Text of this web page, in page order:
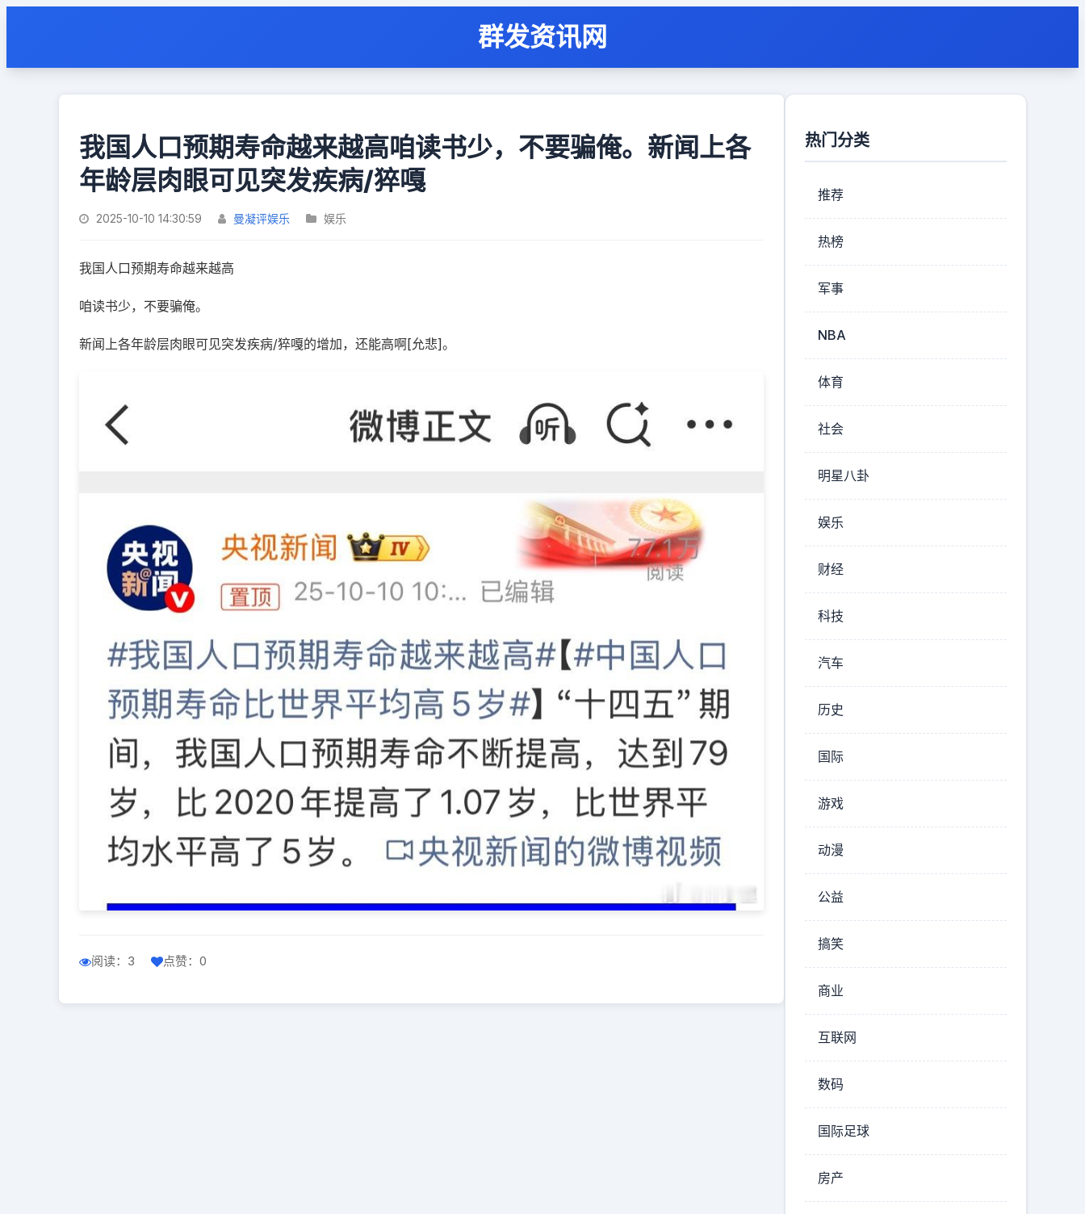
群发资讯网
我国人口预期寿命越来越高咱读书少，不要骗俺。新闻上各
年龄层肉眼可见突发疾病/猝嘎
2025-10-10 14:30:59 曼凝评娱乐 娱乐
我国人口预期寿命越来越高
咱读书少，不要骗俺。
新闻上各年龄层肉眼可见突发疾病/猝嘎的增加，还能高啊[允悲]。 ​​​
阅读：3 点赞：0
热门分类
推荐
热榜
军事
NBA
体育
社会
明星八卦
娱乐
财经
科技
汽车
历史
国际
游戏
动漫
公益
搞笑
商业
互联网
数码
国际足球
房产